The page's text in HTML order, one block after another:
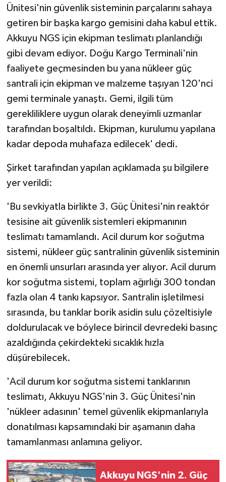
Ünitesi'nin güvenlik sisteminin parçalarını sahaya
getiren bir başka kargo gemisini daha kabul ettik.
Akkuyu NGS için ekipman teslimatı planlandığı
gibi devam ediyor. Doğu Kargo Terminali'nin
faaliyete geçmesinden bu yana nükleer güç
santrali için ekipman ve malzeme taşıyan 120'nci
gemi terminale yanaştı. Gemi, ilgili tüm
gerekliliklere uygun olarak deneyimli uzmanlar
tarafından boşaltıldı. Ekipman, kurulumu yapılana
kadar depoda muhafaza edilecek' dedi.
Şirket tarafından yapılan açıklamada şu bilgilere
yer verildi:
'Bu sevkiyatla birlikte 3. Güç Ünitesi'nin reaktör
tesisine ait güvenlik sistemleri ekipmanının
teslimatı tamamlandı. Acil durum kor soğutma
sistemi, nükleer güç santralinin güvenlik sisteminin
en önemli unsurları arasında yer alıyor. Acil durum
kor soğutma sistemi, toplam ağırlığı 300 tondan
fazla olan 4 tankı kapsıyor. Santralin işletilmesi
sırasında, bu tanklar borik asidin sulu çözeltisiyle
doldurulacak ve böylece birincil devredeki basınç
azaldığında çekirdekteki sıcaklık hızla
düşürebilecek.
'Acil durum kor soğutma sistemi tanklarının
teslimatı, Akkuyu NGS'nin 3. Güç Ünitesi'nin
'nükleer adasının' temel güvenlik ekipmanlarıyla
donatılması kapsamındaki bir aşamanın daha
tamamlanması anlamına geliyor.
Akkuyu NGS'nin 2. Güç